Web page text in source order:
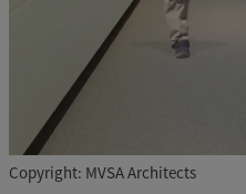
Copyright: MVSA Architects